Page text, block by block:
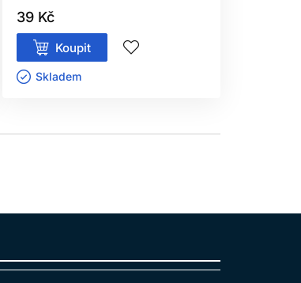
39 Kč
Koupit
Skladem ㅤ